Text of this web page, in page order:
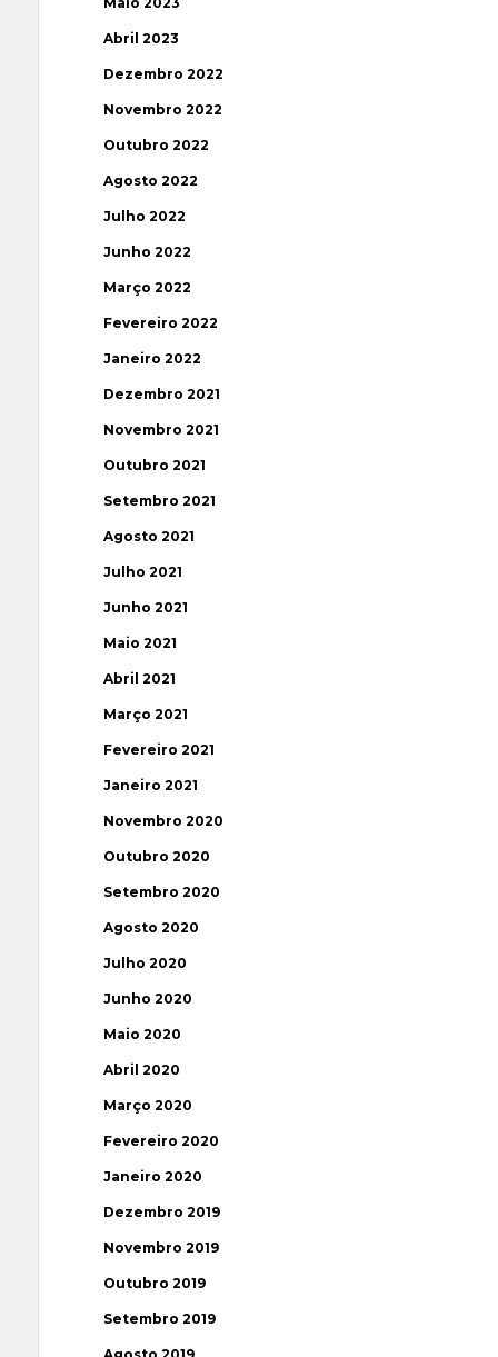
Abril 2023
Dezembro 2022
Novembro 2022
Outubro 2022
Agosto 2022
Julho 2022
Junho 2022
Março 2022
Fevereiro 2022
Janeiro 2022
Dezembro 2021
Novembro 2021
Outubro 2021
Setembro 2021
Agosto 2021
Julho 2021
Junho 2021
Maio 2021
Abril 2021
Março 2021
Fevereiro 2021
Janeiro 2021
Novembro 2020
Outubro 2020
Setembro 2020
Agosto 2020
Julho 2020
Junho 2020
Maio 2020
Abril 2020
Março 2020
Fevereiro 2020
Janeiro 2020
Dezembro 2019
Novembro 2019
Outubro 2019
Setembro 2019